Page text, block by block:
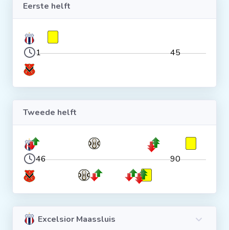
Overige links
Eerste helft
1 45
Tweede helft
46 90
Excelsior Maassluis